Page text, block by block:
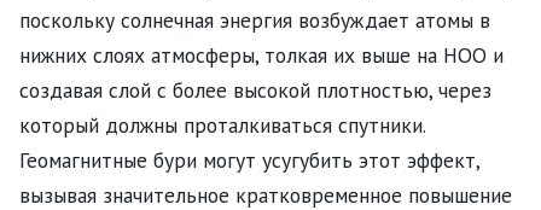
поскольку солнечная энергия возбуждает атомы в
нижних слоях атмосферы, толкая их выше на НОО и
создавая слой с более высокой плотностью, через
который должны проталкиваться спутники.
Геомагнитные бури могут усугубить этот эффект,
вызывая значительное кратковременное повышение